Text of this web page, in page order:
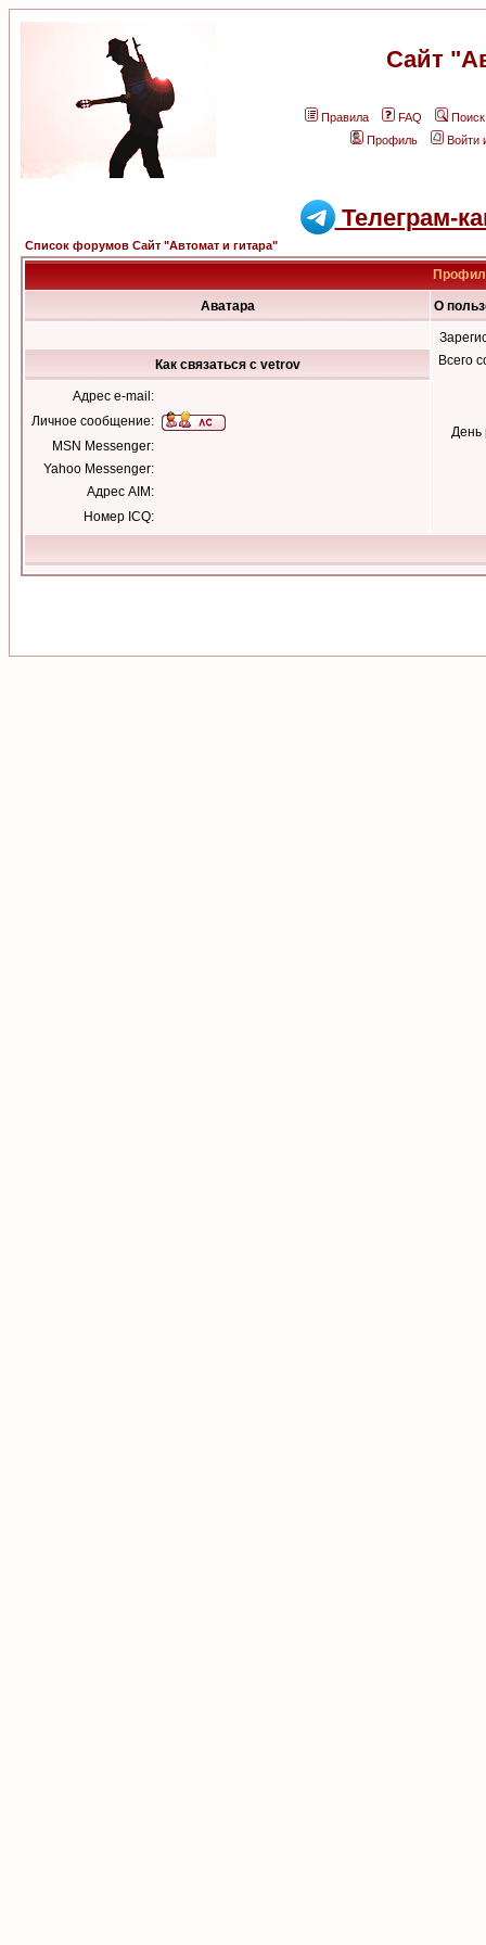
Сайт
Правила FAQ
Поиск
Профиль
Войти
Телеграм-
Список форумов Сайт "Автомат и гитара"
Аватара О
Всего
День
Как связаться с vetrov
Адрес e-mail:
Личное сообщение:
MSN Messenger:
Yahoo Messenger:
Адрес AIM:
Номер ICQ: